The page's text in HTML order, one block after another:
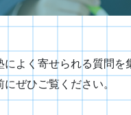
によく寄せられる質問を
ぜひご覧ください。